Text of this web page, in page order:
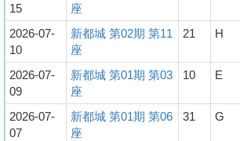
15
座
2026-07-
10
新都城 第02期 第11
座
21 H
2026-07-
09
新都城 第01期 第03
座
10 E
2026-07-
07
新都城 第01期 第06
座
31 G